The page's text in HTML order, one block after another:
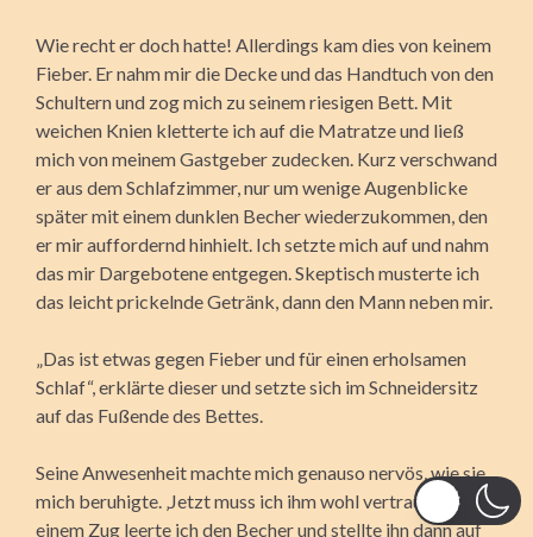
Wie recht er doch hatte! Allerdings kam dies von keinem
Fieber. Er nahm mir die Decke und das Handtuch von den
Schultern und zog mich zu seinem riesigen Bett. Mit
weichen Knien kletterte ich auf die Matratze und ließ
mich von meinem Gastgeber zudecken. Kurz verschwand
er aus dem Schlafzimmer, nur um wenige Augenblicke
später mit einem dunklen Becher wiederzukommen, den
er mir auffordernd hinhielt. Ich setzte mich auf und nahm
das mir Dargebotene entgegen. Skeptisch musterte ich
das leicht prickelnde Getränk, dann den Mann neben mir.
„Das ist etwas gegen Fieber und für einen erholsamen
Schlaf“, erklärte dieser und setzte sich im Schneidersitz
auf das Fußende des Bettes.
Seine Anwesenheit machte mich genauso nervös, wie sie
mich beruhigte. ‚Jetzt muss ich ihm wohl vertrauen.‘ In
einem Zug leerte ich den Becher und stellte ihn dann auf